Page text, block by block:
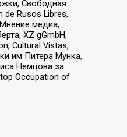
Свободная
Rusos Libres,
медиа,
XZ gGmbH,
Cultural Vistas,
им Питера Мунка,
Немцова за
Occupation of